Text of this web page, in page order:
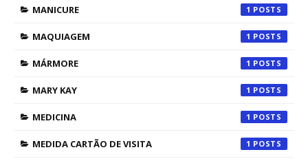
MANICURE 1
MAQUIAGEM 1
MÁRMORE 1
MARY KAY 1
MEDICINA 1
MEDIDA CARTÃO DE VISITA 1